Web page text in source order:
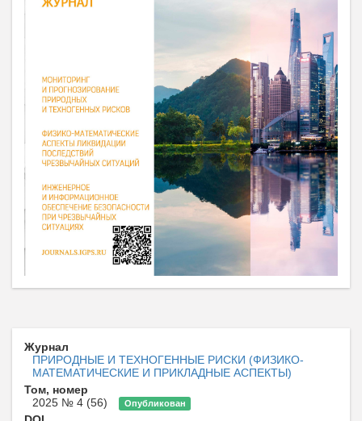
Журнал
ПРИРОДНЫЕ И ТЕХНОГЕННЫЕ РИСКИ (ФИЗИКО-
МАТЕМАТИЧЕСКИЕ И ПРИКЛАДНЫЕ АСПЕКТЫ)
Том, номер
2025 № 4 (56)
Опубликован